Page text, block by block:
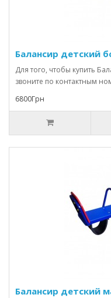
Балансир детский
Для того, чтобы купить
звоните по контактным
6800Грн
Балансир детский